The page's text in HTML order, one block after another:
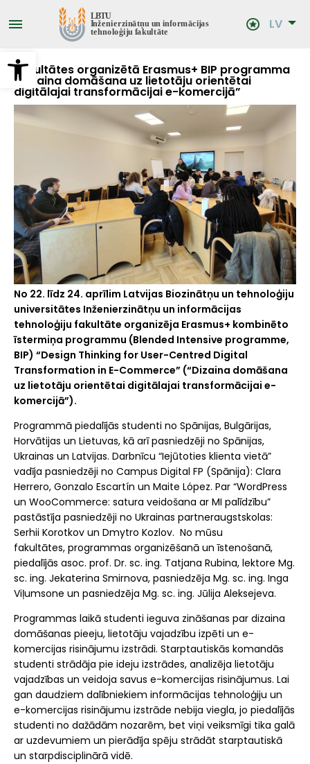
Open toolbar
uz
galveno LV
Fakultātes organizētā Erasmus+ BIP programma
“Dizaina domāšana uz lietotāju orientētai
digitālajai transformācijai e-komercijā”
No 22. līdz 24. aprīlim Latvijas Biozinātņu un tehnoloģiju
universitātes Inženierzinātņu un informācijas
tehnoloģiju fakultāte organizēja Erasmus+ kombinēto
īstermiņa programmu (Blended Intensive programme,
BIP) “Design Thinking for User-Centred Digital
Transformation in E-Commerce” (“Dizaina domāšana
uz lietotāju orientētai digitālajai transformācijai e-
komercijā”).
Programmā piedalījās studenti no Spānijas, Bulgārijas,
Horvātijas un Lietuvas, kā arī pasniedzēji no Spānijas,
Ukrainas un Latvijas. Darbnīcu “Iejūtoties klienta vietā”
vadīja pasniedzēji no Campus Digital FP (Spānija): Clara
Herrero, Gonzalo Escartín un Maite López. Par “WordPress
un WooCommerce: satura veidošana ar MI palīdzību”
pastāstīja pasniedzēji no Ukrainas partneraugstskolas:
Serhii Korotkov un Dmytro Kozlov. No mūsu
fakultātes, programmas organizēšanā un īstenošanā,
piedalījās asoc. prof. Dr. sc. ing. Tatjana Rubina, lektore Mg.
sc. ing. Jekaterina Smirnova, pasniedzēja Mg. sc. ing. Inga
Viļumsone un pasniedzēja Mg. sc. ing. Jūlija Aleksejeva.
Programmas laikā studenti ieguva zināšanas par dizaina
domāšanas pieeju, lietotāju vajadzību izpēti un e-
komercijas risinājumu izstrādi. Starptautiskās komandās
studenti strādāja pie ideju izstrādes, analizēja lietotāju
vajadzības un veidoja savus e-komercijas risinājumus. Lai
gan daudziem dalībniekiem informācijas tehnoloģiju un
e-komercijas risinājumu izstrāde nebija viegla, jo piedalījās
studenti no dažādām nozarēm, bet viņi veiksmīgi tika galā
ar uzdevumiem un pierādīja spēju strādāt starptautiskā
un starpdisciplinārā vidē.